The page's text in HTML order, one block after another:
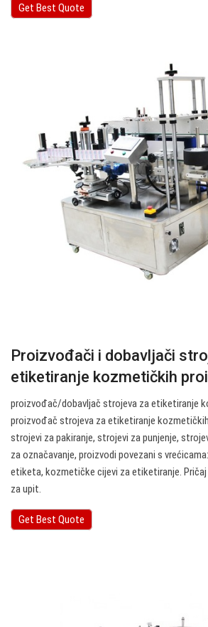
Get Best Quote
Proizvođači i dobavljači
etiketiranje kozmetičkih
proizvođač/dobavljač strojeva za etiketiranje
proizvođač strojeva za etiketiranje
strojevi za pakiranje, strojevi za punjenje,
za označavanje, proizvodi povezani s
etiketa, kozmetičke cijevi za etiketiranje. Pričaj
za upit.
Get Best Quote